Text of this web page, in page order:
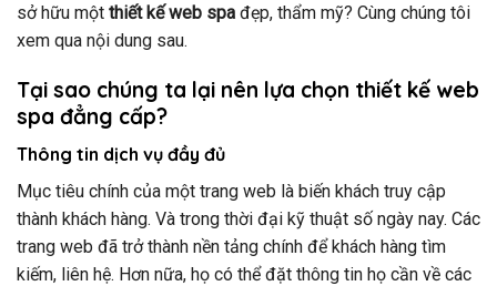
sở hữu một thiết kế web spa đẹp, thẩm mỹ? Cùng chúng tôi
xem qua nội dung sau.
Tại sao chúng ta lại nên lựa chọn thiết kế web
spa đẳng cấp?
Thông tin dịch vụ đầy đủ
Mục tiêu chính của một trang web là biến khách truy cập
thành khách hàng. Và trong thời đại kỹ thuật số ngày nay. Các
trang web đã trở thành nền tảng chính để khách hàng tìm
kiếm, liên hệ. Hơn nữa, họ có thể đặt thông tin họ cần về các